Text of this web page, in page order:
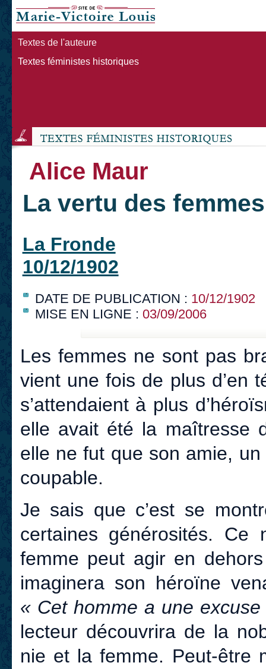
Textes de l'auteure
Textes féministes historiques
Alice Maur
La vertu des femmes
La Fronde
10/12/1902
DATE DE PUBLICATION : 10/12/1902
MISE EN LIGNE : 03/09/2006
Les femmes ne sont pas
vient une fois de plus d’en
s’attendaient à plus
elle avait été la maîtresse
elle ne fut que son amie,
coupable.
Je sais que c’est se
certaines générosités. Ce
femme peut agir en
imaginera son héroïne
« Cet homme a une
lecteur découvrira de la
nie et la femme. Peut-être